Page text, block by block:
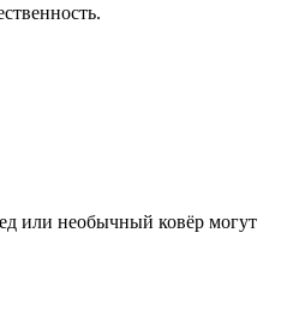
или необычный ковёр могут